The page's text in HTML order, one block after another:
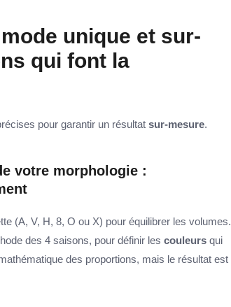
unique et sur-
qui font la
pour garantir un résultat sur-mesure.
votre morphologie :
(A, V, H, 8, O ou X) pour équilibrer les volumes.
des 4 saisons, pour définir les couleurs qui
des proportions, mais le résultat est